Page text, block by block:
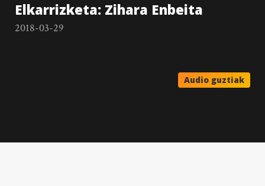
Elkarrizketa: Zihara Enbeita
2018-03-29
Audio guztiak